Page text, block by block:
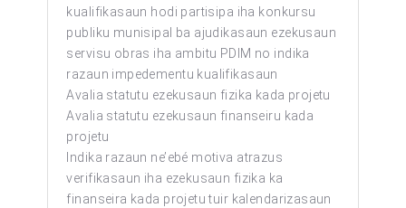
kualifikasaun hodi partisipa iha konkursu
publiku munisipal ba ajudikasaun ezekusaun
servisu obras iha ambitu PDIM no indika
razaun impedementu kualifikasaun
Avalia statutu ezekusaun fizika kada projetu
Avalia statutu ezekusaun finanseiru kada
projetu
Indika razaun ne’ebé motiva atrazus
verifikasaun iha ezekusaun fizika ka
finanseira kada projetu tuir kalendarizasaun